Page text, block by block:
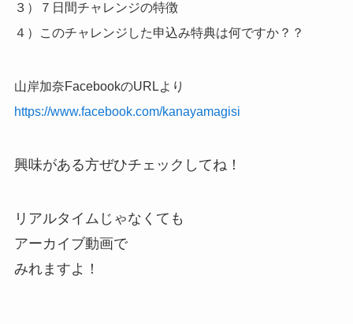
３）７日間チャレンジの特徴
４）このチャレンジした申込み特典は何ですか？？
山岸加奈FacebookのURLより
https://www.facebook.com/kanayamagisi
興味がある方ぜひチェックしてね！
リアルタイムじゃなくても
アーカイブ動画で
みれますよ！